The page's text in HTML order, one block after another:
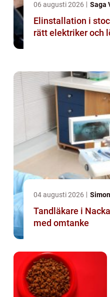
06 augusti 2026 Saga
Elinstallation i stockholm
rätt elektriker och
04 augusti 2026
Tandläkare i
med omtanke